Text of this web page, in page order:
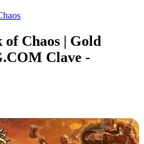
Chaos | Gold
Clave -